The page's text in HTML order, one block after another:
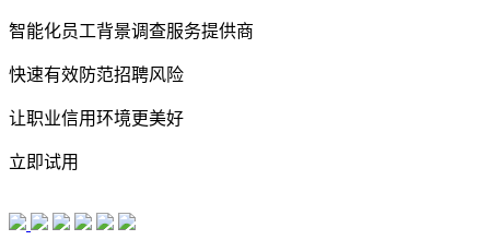
智能化员工背景调查服务提供商
快速有效防范招聘风险
让职业信用环境更美好
立即试用